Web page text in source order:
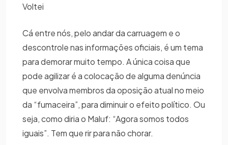
Voltei
Cá entre nós, pelo andar da carruagem e o
descontrole nas informações oficiais, é um tema
para demorar muito tempo. A única coisa que
pode agilizar é a colocação de alguma denúncia
que envolva membros da oposição atual no meio
da “fumaceira”, para diminuir o efeito político. Ou
seja, como diria o Maluf: “Agora somos todos
iguais”. Tem que rir para não chorar.